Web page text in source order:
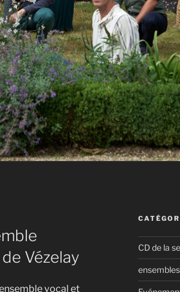
Vézelay
vocal et
CD de la